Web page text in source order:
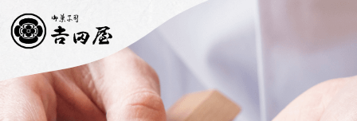
お知らせ ごあいさつ